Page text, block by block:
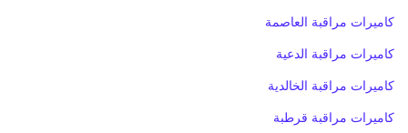
كاميرات مراقبة العاصمة
كاميرات مراقبة الدعية
كاميرات مراقبة الخالدية
كاميرات مراقبة قرطبة